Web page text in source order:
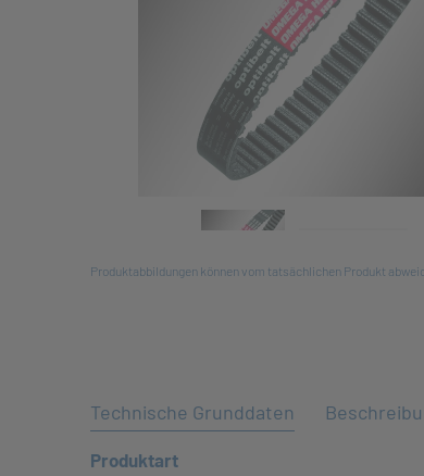
Produktabbildungen können vom tatsächlichen Produkt
Technische Grunddaten
Produktart